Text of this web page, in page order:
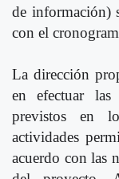
de información)
con el
La dirección
en efectuar las
previstos en
actividades
acuerdo con las